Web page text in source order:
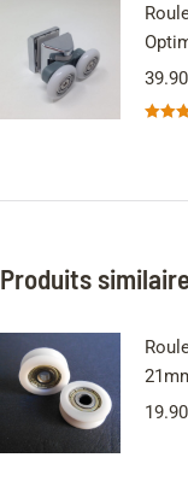
39.90
Produits
19.90